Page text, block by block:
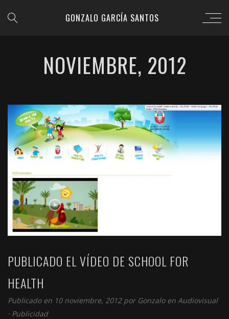
GONZALO GARCÍA SANTOS
NOVIEMBRE, 2012
PUBLICADO EL VÍDEO DE SCHOOL FOR
HEALTH
Publicado en 10 noviembre, 2012 por Gonzalo en Audiovisual
⋅ Publicidad